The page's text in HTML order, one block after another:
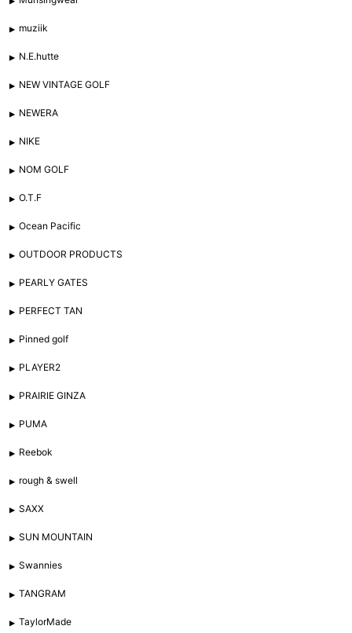
muziik
N.E.hutte
NEW VINTAGE GOLF
NEWERA
NIKE
NOM GOLF
O.T.F
Ocean Pacific
OUTDOOR PRODUCTS
PEARLY GATES
PERFECT TAN
Pinned golf
PLAYER2
PRAIRIE GINZA
PUMA
Reebok
rough & swell
SAXX
SUN MOUNTAIN
Swannies
TANGRAM
TaylorMade